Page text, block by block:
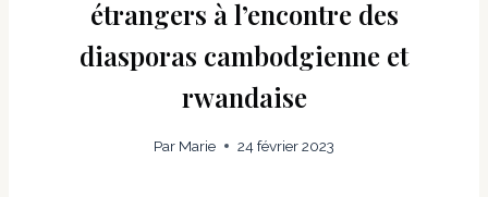
étrangers à l’encontre des
diasporas cambodgienne et
rwandaise
Par Marie 24 février 2023